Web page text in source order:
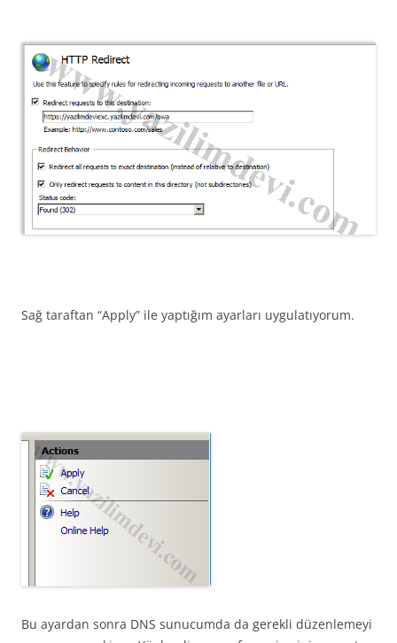
Sağ taraftan “Apply” ile yaptığım ayarları uygulatıyorum.
Bu ayardan sonra DNS sunucumda da gerekli düzenlemeyi